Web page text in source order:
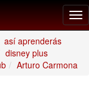
así aprenderás
disney plus
Arturo Carmona